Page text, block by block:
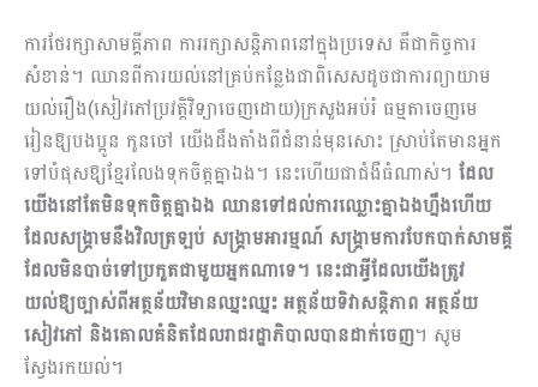
ការថែរក្សាសាមគ្គីភាព ការរក្សាសន្តិភាពនៅក្នុងប្រ​ទេស គឺជាកិច្ចការ
សំខាន់។ ឈានពីការយល់នៅគ្រប់កន្លែងជាពិសេសដូចជាការព្យាយាម
យល់រឿង(សៀវភៅប្រវត្តិវិទ្យាចេញដោយ)ក្រសួងអប់រំ ធម្មតាចេញមេ
រៀនឱ្យបងប្អូន កូនចៅ យើងដឹងតាំងពីជំនាន់មុនសោះ ស្រាប់តែមានអ្នក
ទៅបំផុសឱ្យខ្មែរលែងទុកចិត្តគ្នាឯង។ នេះហើយជាជំងឺធំណាស់។ ដែល
យើងនៅតែមិនទុកចិត្តគ្នាឯង ឈានទៅដល់ការឈ្លោះគ្នាឯងហ្នឹងហើយ
ដែលសង្គ្រាមនឹងវិលត្រឡប់ សង្គ្រាមអារម្មណ៍ សង្គ្រាមការបែកបាក់សាមគ្គី
ដែលមិនបាច់ទៅប្រកួតជាមួយអ្នកណាទេ។ នេះជាអ្វីដែលយើងត្រូវ
យល់ឱ្យច្បាស់ពីអត្ថន័យ​វិមានឈ្នះឈ្នះ អត្ថន័យ​ទិវាសន្តិភាព អត្ថន័យ
សៀវភៅ និងគោល​គំនិតដែលរាជរដ្ឋាភិបាលបានដាក់ចេញ។ សូម
ស្វែងរកយល់។